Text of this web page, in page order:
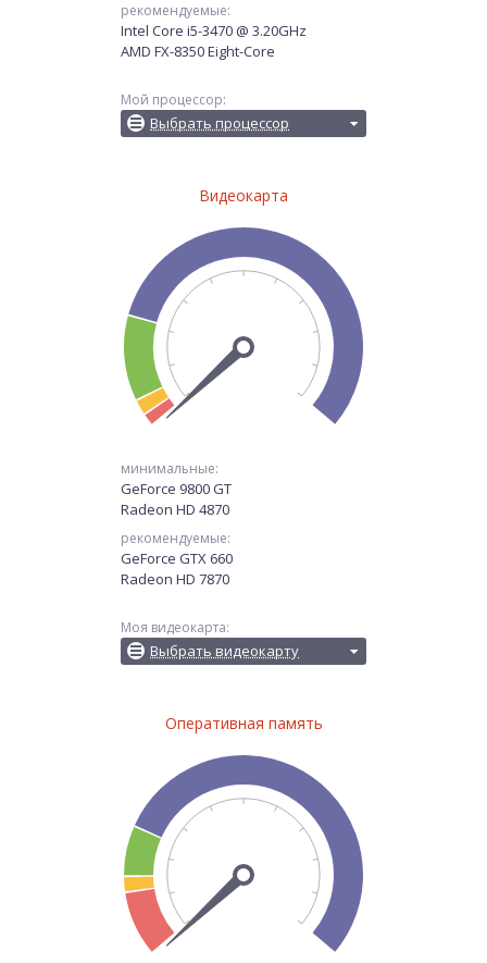
рекомендуемые:
Intel Core i5-3470 @ 3.20GHz
AMD FX-8350 Eight-Core
Мой процессор:
Выбрать процессор
Видеокарта
минимальные:
GeForce 9800 GT
Radeon HD 4870
рекомендуемые:
GeForce GTX 660
Radeon HD 7870
Моя видеокарта:
Выбрать видеокарту
Оперативная память